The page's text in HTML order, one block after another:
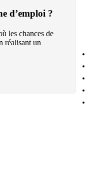
d’emploi ?
les chances de
réalisant un